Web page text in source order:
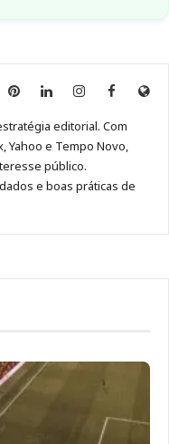
Anny
no
Pinterest
Anny
no
LinkedIn
Anny
no
Instagram
Anny
no
Facebook
Site
editorial. Com
Yahoo e Tempo Novo,
público.
e boas práticas de